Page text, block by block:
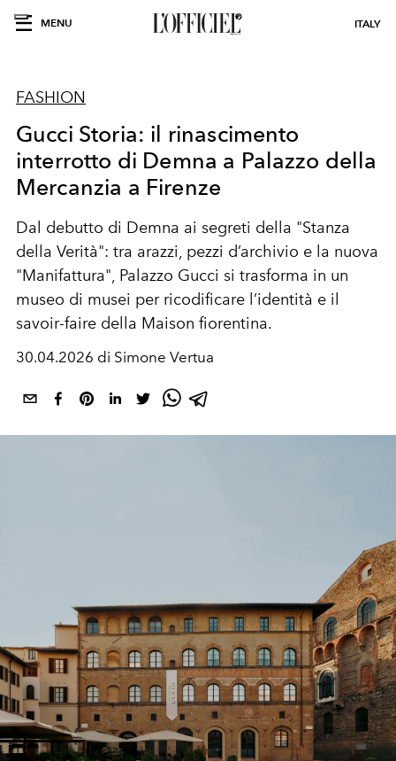
MENU ITALY
FASHION
Gucci Storia: il rinascimento
interrotto di Demna a Palazzo della
Mercanzia a Firenze
Dal debutto di Demna ai segreti della "Stanza
della Verità": tra arazzi, pezzi d’archivio e la nuova
"Manifattura", Palazzo Gucci si trasforma in un
museo di musei per ricodificare l’identità e il
savoir-faire della Maison fiorentina.
30.04.2026 di Simone Vertua